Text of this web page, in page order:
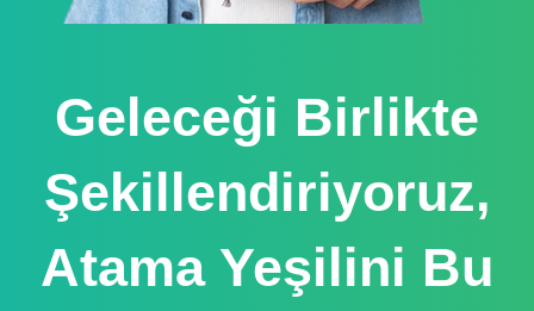
Geleceği Birlikte
Şekillendiriyoruz,
Atama Yeşilini Bu